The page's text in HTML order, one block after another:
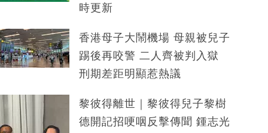
時更新
香港母子大鬧機場 母親被兒子
踢後再咬警 二人齊被判入獄
刑期差距明顯惹熱議
黎彼得離世｜黎彼得兒子黎樹
德開記招哽咽反擊傳聞 鍾志光